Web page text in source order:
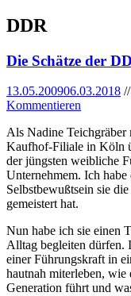
DDR
Die Schätze der
13.05.200906.03.2018 //
Kommentieren
Als Nadine Teichgräber
Kaufhof-Filiale in Köln
der jüngsten weibliche
Unternehmem. Ich
Selbstbewußtsein sie
gemeistert hat.
Nun habe ich sie einen
Alltag begleiten dürfen.
einer Führungskraft in
hautnah miterleben, wie
Generation führt und